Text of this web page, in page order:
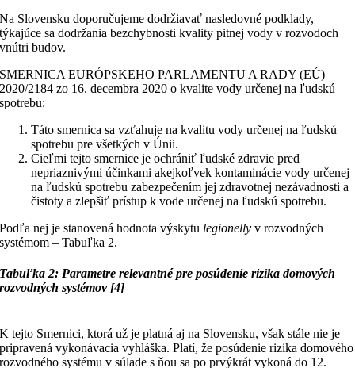
Na Slovensku doporučujeme dodržiavať nasledovné podklady,
týkajúce sa dodržania bezchybnosti kvality pitnej vody v rozvodoch
vnútri budov.
SMERNICA EURÓPSKEHO PARLAMENTU A RADY (EÚ)
2020/2184 zo 16. decembra 2020 o kvalite vody určenej na ľudskú
spotrebu:
Táto smernica sa vzťahuje na kvalitu vody určenej na ľudskú
spotrebu pre všetkých v Únii.
Cieľmi tejto smernice je ochrániť ľudské zdravie pred
nepriaznivými účinkami akejkoľvek kontaminácie vody určenej
na ľudskú spotrebu zabezpečením jej zdravotnej nezávadnosti a
čistoty a zlepšiť prístup k vode určenej na ľudskú spotrebu.
Podľa nej je stanovená hodnota výskytu legionelly v rozvodných
systémom – Tabuľka 2.
Tabuľka 2: Parametre relevantné pre posúdenie rizika domových
rozvodných systémov [4]
K tejto Smernici, ktorá už je platná aj na Slovensku, však stále nie je
pripravená vykonávacia vyhláška. Platí, že posúdenie rizika domového
rozvodného systému v súlade s ňou sa po prvýkrát vykoná do 12.